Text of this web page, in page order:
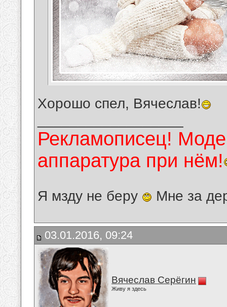
Хорошо спел, Вячеслав!
Рекламописец!
аппаратура при нём!
Я мзду не беру Мне за
03.01.2016, 09:24
Вячеслав Серёгин
Живу я здесь